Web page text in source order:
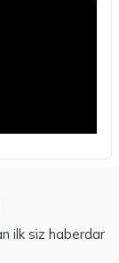
ilk siz haberdar